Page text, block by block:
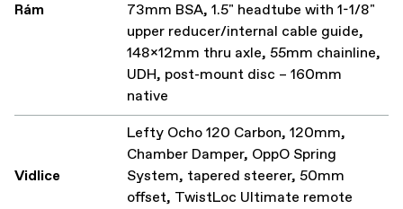
Rám
73mm BSA, 1.5" headtube with 1-1/8"
upper reducer/internal cable guide,
148x12mm thru axle, 55mm chainline,
UDH, post-mount disc – 160mm
native
Vidlice
Lefty Ocho 120 Carbon, 120mm,
Chamber Damper, OppO Spring
System, tapered steerer, 50mm
offset, TwistLoc Ultimate remote